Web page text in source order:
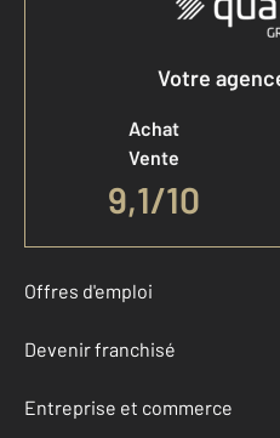
Votre
Achat
Vente
9,1/10
Offres d'emploi
Devenir franchisé
Entreprise et commerce